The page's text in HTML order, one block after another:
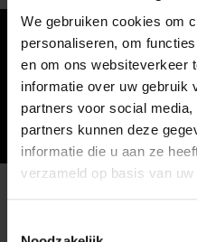
We gebruiken cookies om
personaliseren, om
en om ons websiteverkeer
informatie over uw gebruik
partners voor social
partners kunnen deze
informatie die u aan ze
verzameld op basis van
Wat andere